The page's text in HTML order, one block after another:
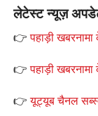
लेटेस्ट न्यूज़
👉पहाड़ी
👉पहाड़ी
👉यूट्यूब चैनल